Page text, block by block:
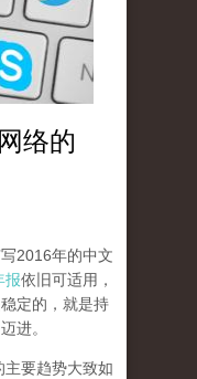
络的
2016年的中文
报依旧可适用，
定的，就是持
进。
主要趋势大致如